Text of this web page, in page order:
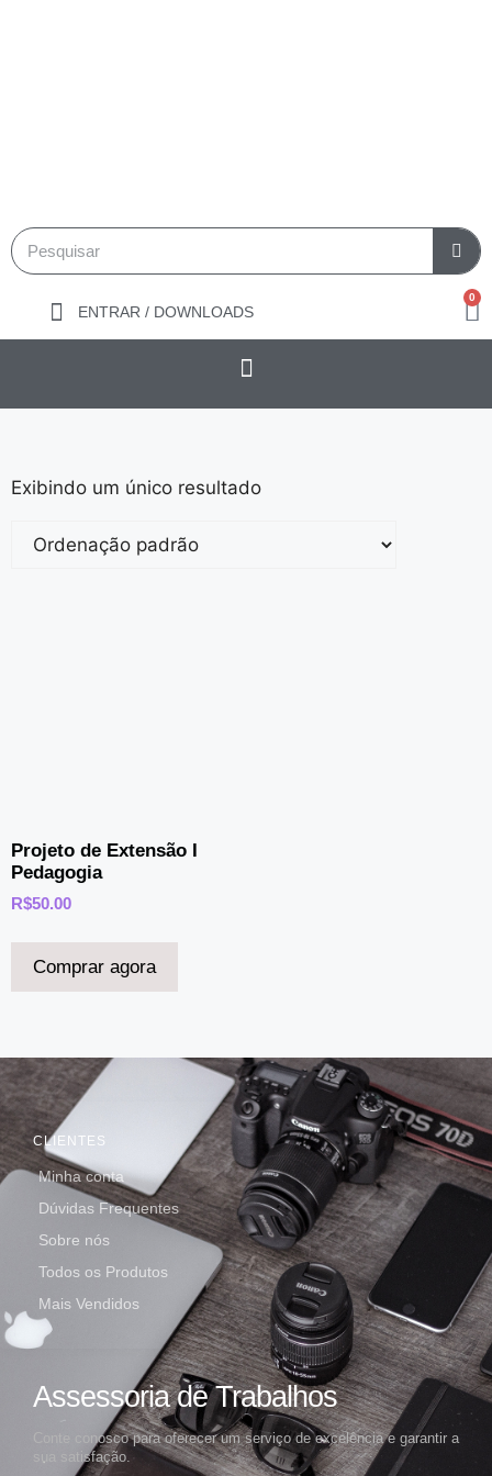
ENTRAR / DOWNLOADS
0
Exibindo um único resultado
Projeto de Extensão I
Pedagogia
R$50.00
Comprar agora
Assessoria de Trabalhos
Conte conosco para oferecer um serviço de excelência e garantir a
sua satisfação.
CLIENTES
Minha conta
Dúvidas Frequentes
Sobre nós
Todos os Produtos
Mais Vendidos